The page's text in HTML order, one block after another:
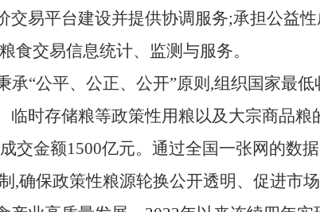
交易平台建设并提供协调服务;承担公益
食交易信息统计、监测与服务。
承“公平、公正、公开”原则,组织国家最
临时存储粮等政策性用粮以及大宗商品
交金额1500亿元。通过全国一张网的数
,确保政策性粮源轮换公开透明、促进市